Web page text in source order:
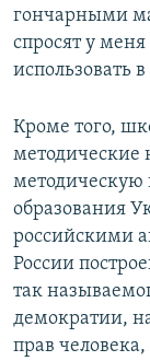
гончарными
спросят у
использовать
Кроме того,
методические
образования
российскими
России
так
демократии,
прав